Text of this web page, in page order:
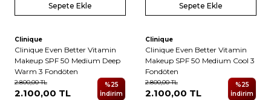
Sepete Ekle Sepete Ekle
Clinique
Clinique Even Better Vitamin
Makeup SPF 50 Medium Deep
Warm 3 Fondöten
2.800,00TL
2.100,00 TL
%25
İndirim
Clinique
Clinique Even Better Vitamin
Makeup SPF 50 Medium Cool 3
Fondöten
2.800,00TL
2.100,00 TL
%25
İndirim